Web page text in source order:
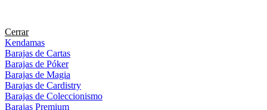
Cerrar
Kendamas
Barajas de Cartas
Barajas de Póker
Barajas de Magia
Barajas de Cardistry
Barajas de Coleccionismo
Barajas Premium